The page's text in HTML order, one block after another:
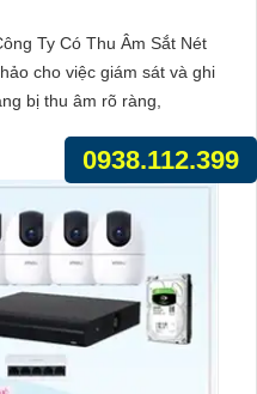
Ty Có Thu Âm Sắt Nét
cho việc giám sát và ghi
0938.112.399